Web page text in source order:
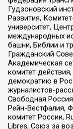
Гудзоновский
Развития,
университет,
международных
башни, Библии и
Гражданский
Академическая
комитет
демократию в
журналистов-
Свободная
Рейн-Вестфалия,
комитет России,
Libres, Союз за